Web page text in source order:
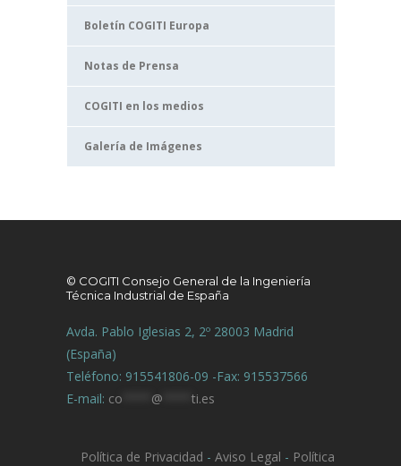
Boletín COGITI Europa
Notas de Prensa
COGITI en los medios
Galería de Imágenes
© COGITI Consejo General de la Ingeniería
Técnica Industrial de España
Avda. Pablo Iglesias 2, 2º 28003 Madrid
(España)
Teléfono: 915541806-09 -Fax: 915537566
E-mail: co @ ti.es
Política de Privacidad - Aviso Legal - Política